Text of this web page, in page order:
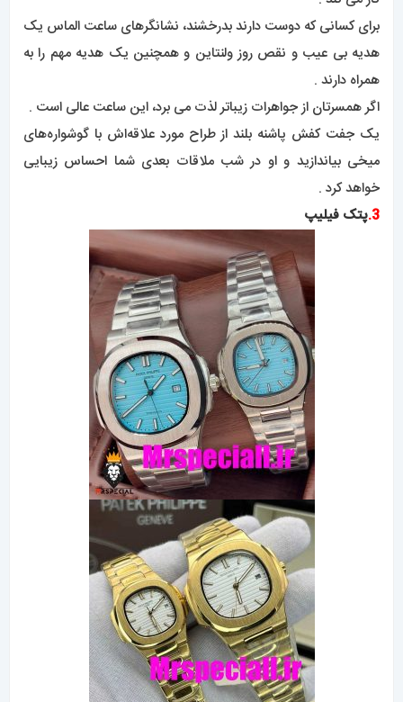
برای کسانی که دوست دارند بدرخشند، نشانگرهای ساعت الماس یک
هدیه بی عیب و نقص روز ولنتاین و همچنین یک هدیه مهم را به
همراه دارند .
اگر همسرتان از جواهرات زیباتر لذت می برد، این ساعت عالی است .
یک جفت کفش پاشنه بلند از طراح مورد علاقه‌اش با گوشواره‌های
میخی بیاندازید و او در شب ملاقات بعدی شما احساس زیبایی
خواهد کرد .
3. پتک فیلیپ